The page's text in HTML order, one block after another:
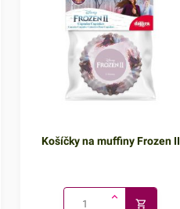
Košíčky na muffiny Frozen II